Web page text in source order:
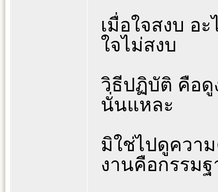
เมื่อใจสงบ อ
ใจไม่สงบ
วิธีปฏิบัติ คือดู
นั่นแหละ
มิใช่ไปดูควา
งานคือกรรม